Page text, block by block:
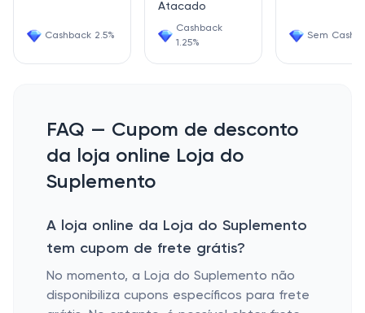
Cashback 2.5%
Atacado
Cashback
1.25%
Sem
FAQ — Cupom de desconto
da loja online Loja do
Suplemento
A loja online da Loja do Suplemento
tem cupom de frete grátis?
No momento, a Loja do Suplemento não
disponibiliza cupons específicos para frete